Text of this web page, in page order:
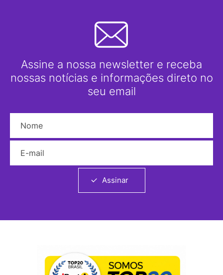
Assine a nossa newsletter e receba
nossas notícias e informações direto no
seu email
Assinar